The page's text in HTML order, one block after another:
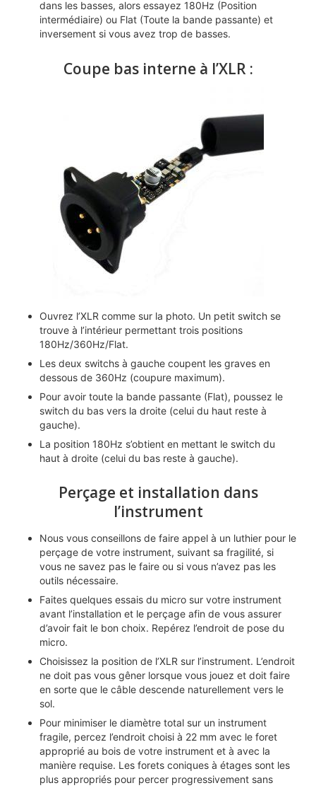
dans les basses, alors essayez 180Hz (Position
intermédiaire) ou Flat (Toute la bande passante) et
inversement si vous avez trop de basses.
Coupe bas interne à l’XLR :
Ouvrez l’XLR comme sur la photo. Un petit switch se
trouve à l’intérieur permettant trois positions
180Hz/360Hz/Flat.
Les deux switchs à gauche coupent les graves en
dessous de 360Hz (coupure maximum).
Pour avoir toute la bande passante (Flat), poussez le
switch du bas vers la droite (celui du haut reste à
gauche).
La position 180Hz s’obtient en mettant le switch du
haut à droite (celui du bas reste à gauche).
Perçage et installation dans
l’instrument
Nous vous conseillons de faire appel à un luthier pour le
perçage de votre instrument, suivant sa fragilité, si
vous ne savez pas le faire ou si vous n’avez pas les
outils nécessaire.
Faites quelques essais du micro sur votre instrument
avant l’installation et le perçage afin de vous assurer
d’avoir fait le bon choix. Repérez l’endroit de pose du
micro.
Choisissez la position de l’XLR sur l’instrument. L’endroit
ne doit pas vous gêner lorsque vous jouez et doit faire
en sorte que le câble descende naturellement vers le
sol.
Pour minimiser le diamètre total sur un instrument
fragile, percez l’endroit choisi à 22 mm avec le foret
approprié au bois de votre instrument et à avec la
manière requise. Les forets coniques à étages sont les
plus appropriés pour percer progressivement sans